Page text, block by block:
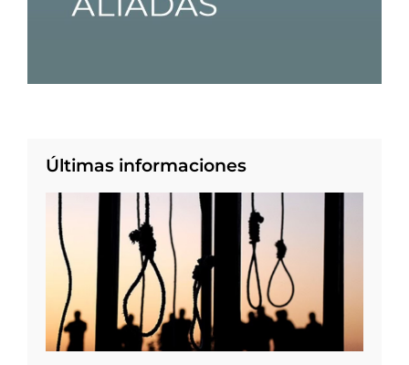
Últimas informaciones